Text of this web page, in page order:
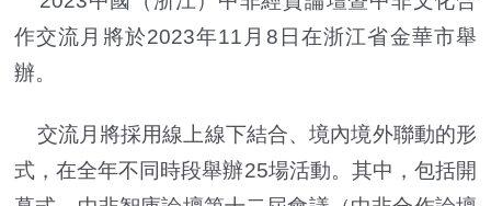
作交流月將於2023年11月8日在浙江省金華市舉
辦。
交流月將採用線上線下結合、境內境外聯動的形
式，在全年不同時段舉辦25場活動。其中，包括開